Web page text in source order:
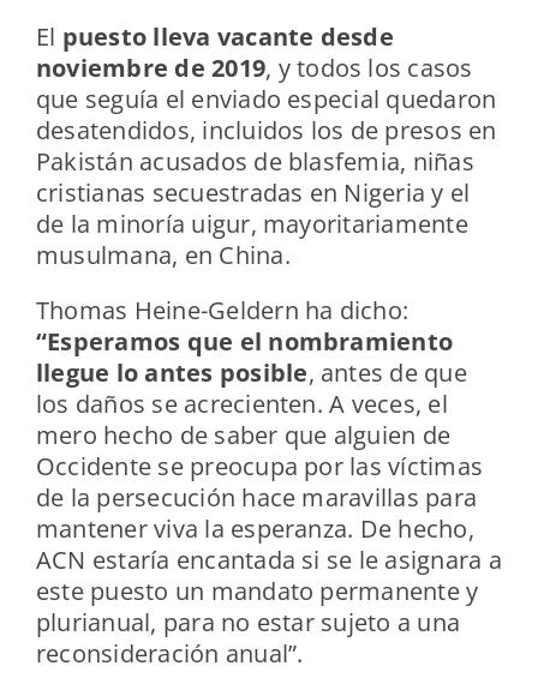
El puesto lleva vacante desde
noviembre de 2019, y todos los casos
que seguía el enviado especial quedaron
desatendidos, incluidos los de presos en
Pakistán acusados de blasfemia, niñas
cristianas secuestradas en Nigeria y el
de la minoría uigur, mayoritariamente
musulmana, en China.
Thomas Heine-Geldern ha dicho:
“Esperamos que el nombramiento
llegue lo antes posible, antes de que
los daños se acrecienten. A veces, el
mero hecho de saber que alguien de
Occidente se preocupa por las víctimas
de la persecución hace maravillas para
mantener viva la esperanza. De hecho,
ACN estaría encantada si se le asignara a
este puesto un mandato permanente y
plurianual, para no estar sujeto a una
reconsideración anual”.